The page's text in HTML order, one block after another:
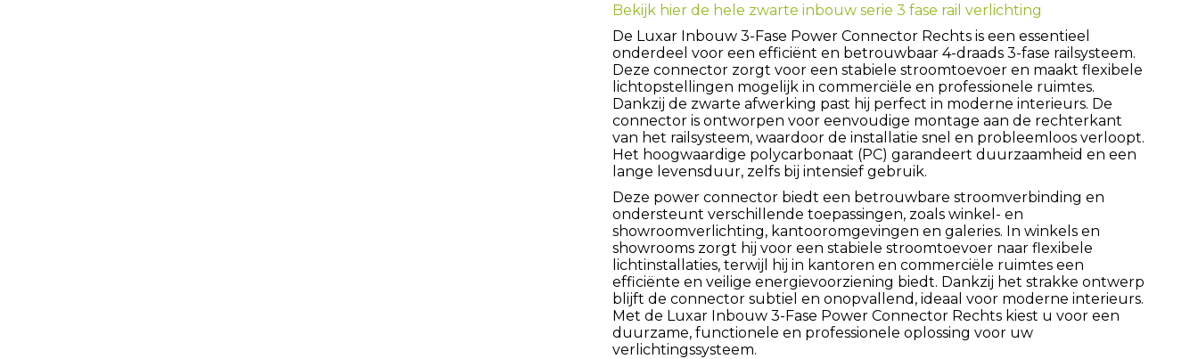
Bekijk hier de hele zwarte inbouw serie 3 fase rail verlichting
De Luxar Inbouw 3-Fase Power Connector Rechts is een essentieel
onderdeel voor een efficiënt en betrouwbaar 4-draads 3-fase railsysteem.
Deze connector zorgt voor een stabiele stroomtoevoer en maakt flexibele
lichtopstellingen mogelijk in commerciële en professionele ruimtes.
Dankzij de zwarte afwerking past hij perfect in moderne interieurs. De
connector is ontworpen voor eenvoudige montage aan de rechterkant
van het railsysteem, waardoor de installatie snel en probleemloos verloopt.
Het hoogwaardige polycarbonaat (PC) garandeert duurzaamheid en een
lange levensduur, zelfs bij intensief gebruik.
Deze power connector biedt een betrouwbare stroomverbinding en
ondersteunt verschillende toepassingen, zoals winkel- en
showroomverlichting, kantooromgevingen en galeries. In winkels en
showrooms zorgt hij voor een stabiele stroomtoevoer naar flexibele
lichtinstallaties, terwijl hij in kantoren en commerciële ruimtes een
efficiënte en veilige energievoorziening biedt. Dankzij het strakke ontwerp
blijft de connector subtiel en onopvallend, ideaal voor moderne interieurs.
Met de Luxar Inbouw 3-Fase Power Connector Rechts kiest u voor een
duurzame, functionele en professionele oplossing voor uw
verlichtingssysteem.